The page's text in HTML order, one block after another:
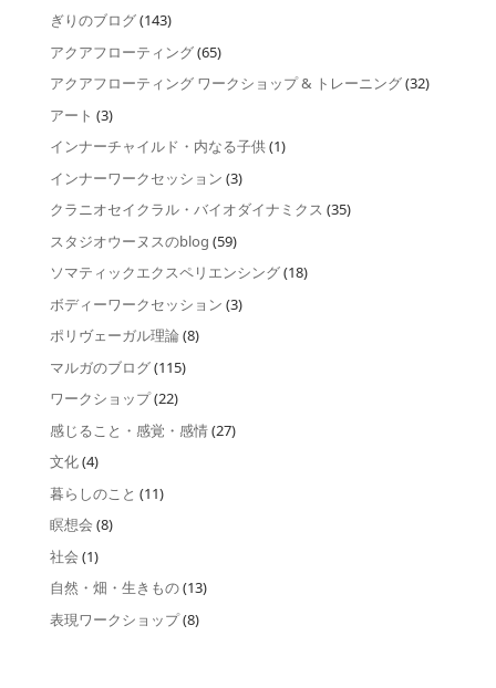
ぎりのブログ(143)
アクアフローティング(65)
アクアフローティング ワークショップ & トレーニング(32)
アート (3)
インナーチャイルド・内なる子供(1)
インナーワークセッション (3)
クラニオセイクラル・バイオダイナミクス (35)
スタジオウーヌスのblog (59)
ソマティックエクスペリエンシング(18)
ボディーワークセッション (3)
ポリヴェーガル理論(8)
マルガのブログ(115)
ワークショップ(22)
感じること・感覚・感情(27)
文化(4)
暮らしのこと (11)
瞑想会 (8)
社会 (1)
自然・畑・生きもの(13)
表現ワークショップ(8)